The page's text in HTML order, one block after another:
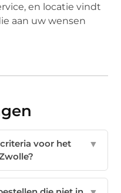
en locatie vindt
aan uw wensen
voor het
▼